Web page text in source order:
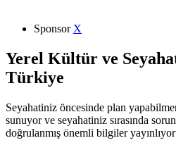
Sponsor X
Yerel Kültür ve
Türkiye
Seyahatiniz öncesinde plan
sunuyor ve seyahatiniz sırasında
doğrulanmış önemli bilgiler